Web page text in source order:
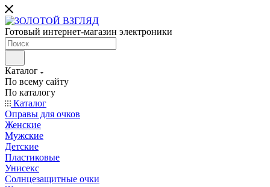
Готовый интернет-магазин электроники
Каталог
По всему сайту
По каталогу
Каталог
Оправы для очков
Женские
Мужские
Детские
Пластиковые
Унисекс
Солнцезащитные очки